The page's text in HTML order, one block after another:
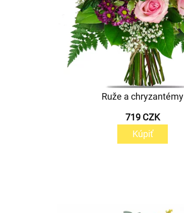
Ruže a chryzantémy
719 CZK
Kúpiť